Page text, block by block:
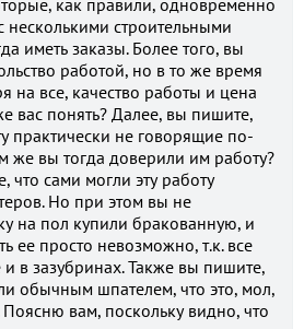
несколькими строительными
иметь заказы. Более того, вы
работой, но в то же время
на все, качество работы и цена
вас понять? Далее, вы пишите,
практически не говорящие по-
же вы тогда доверили им работу?
что сами могли эту работу
Но при этом вы не
на пол купили бракованную, и
ее просто невозможно, т.к. все
в зазубринах. Также вы пишите,
обычным шпателем, что это, мол,
вам, поскольку видно, что